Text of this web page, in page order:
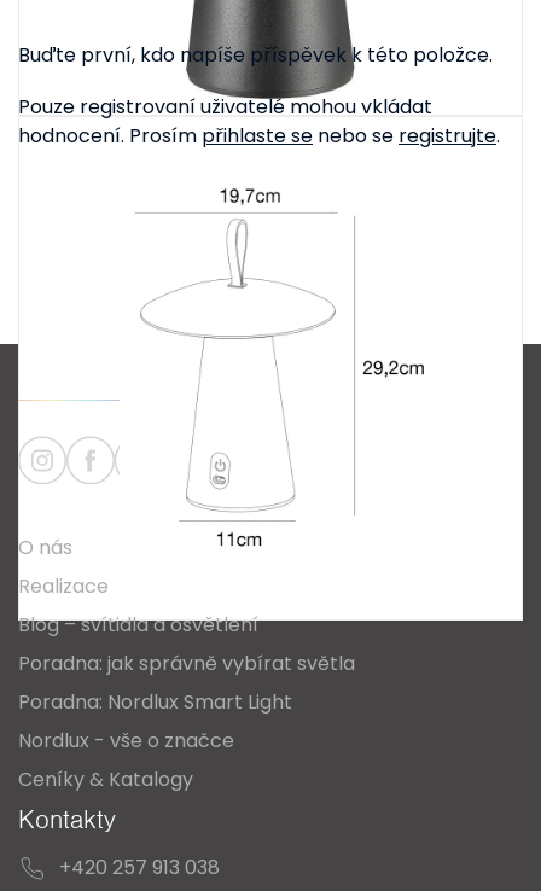
Buďte první, kdo napíše příspěvek k této položce.
Pouze registrovaní uživatelé mohou vkládat
hodnocení. Prosím přihlaste se nebo se registrujte.
O nás
Realizace
Blog – svítidla a osvětlení
Poradna: jak správně vybírat světla
Poradna: Nordlux Smart Light
Nordlux - vše o značce
Ceníky & Katalogy
Kontakty
+420 257 913 038